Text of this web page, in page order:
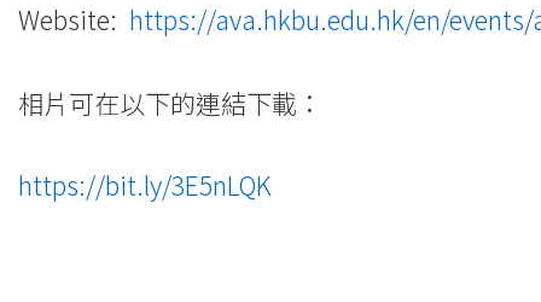
Website: https://ava.hkbu.edu.hk/en/events/
相片可在以下的連結下載：
https://bit.ly/3E5nLQK